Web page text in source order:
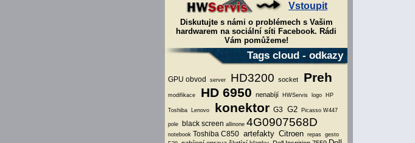
Vstoupit
Diskutujte s námi o problémech s Vašim
hardwarem na sociální síti Facebook. Rádi
Vám pomůžeme!
Tags cloud - odkazy
GPU obvod server HD3200 socket Preh
modifikace HD 6950 nenabíjí HWServis logo HP
Toshiba Lenovo konektor G3 G2 Picasso W447
pole black screen allinone 4G0907568D
notebook Toshiba C850 artefakty Citroen repas gesto